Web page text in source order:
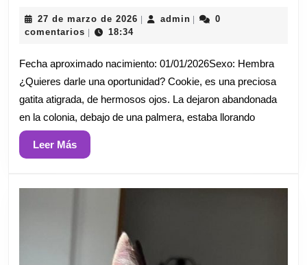
27 de marzo de 2026 27
2026
adminadmin
0
comentarios
18:34
Fecha aproximado nacimiento: 01/01/2026Sexo: Hembra
¿Quieres darle una oportunidad? Cookie, es una preciosa
gatita atigrada, de hermosos ojos. La dejaron abandonada
en la colonia, debajo de una palmera, estaba llorando
Leer MásLeer
Más